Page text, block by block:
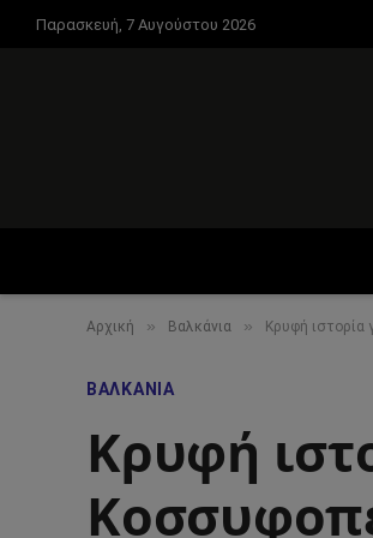
Παρασκευή, 7 Αυγούστου 2026
Αρχική » Βαλκάνια » Κρυφή ιστορία
ΒΑΛΚΆΝΙΑ
Κρυφή